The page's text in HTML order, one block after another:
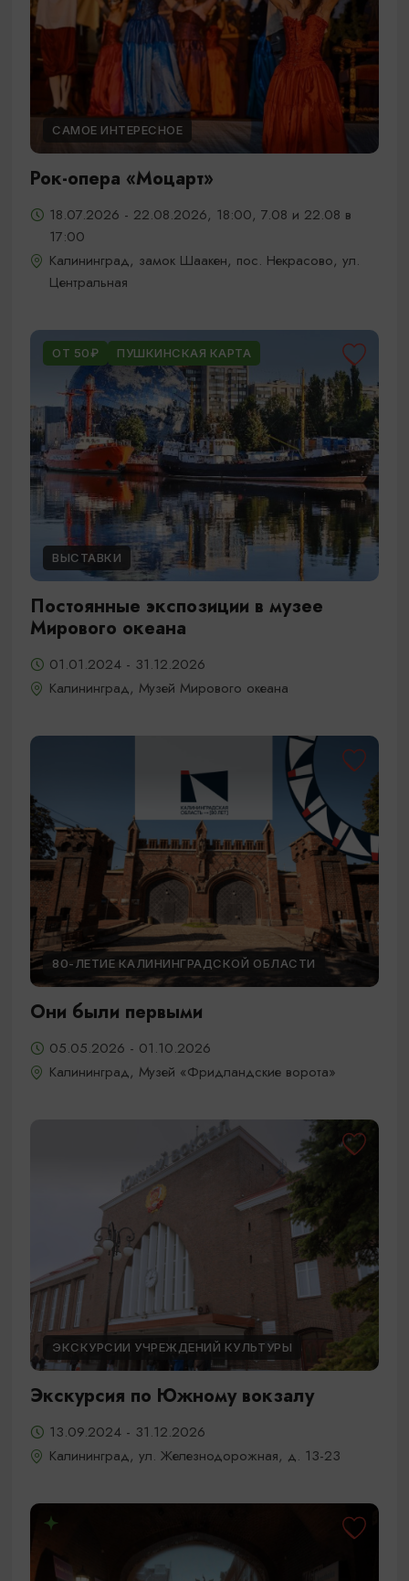
САМОЕ ИНТЕРЕСНОЕ
Рок-опера «Моцарт»
18.07.2026 - 22.08.2026, 18:00, 7.08 и 22.08 в
17:00
Калининград, замок Шаакен, пос. Некрасово, ул.
Центральная
ОТ 50₽ ПУШКИНСКАЯ КАРТА
ВЫСТАВКИ
Постоянные экспозиции в музее
Мирового океана
01.01.2024 - 31.12.2026
Калининград, Музей Мирового океана
80-ЛЕТИЕ КАЛИНИНГРАДСКОЙ ОБЛАСТИ
Они были первыми
05.05.2026 - 01.10.2026
Калининград, Музей «Фридландские ворота»
ЭКСКУРСИИ УЧРЕЖДЕНИЙ КУЛЬТУРЫ
Экскурсия по Южному вокзалу
13.09.2024 - 31.12.2026
Калининград, ул. Железнодорожная, д. 13-23